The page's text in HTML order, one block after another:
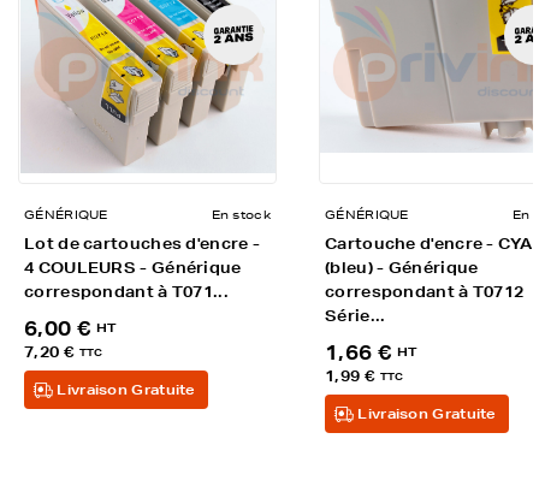
GÉNÉRIQUE En stock
Lot de cartouches d'encre -
4 COULEURS - Générique
correspondant à T071...
6,00 € HT
7,20 € TTC
Livraison Gratuite
GÉNÉRIQUE En
Cartouche d'encre -
(bleu) - Générique
correspondant à T0712
Série...
1,66 € HT
1,99 € TTC
Livraison Gratuite